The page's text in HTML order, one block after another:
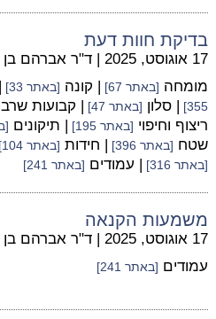
בדיקת חוות דעת
17 אוגוסט, 2025 | ד"ר אברהם בן
מומחה [באתר 67] | קונה [באתר 33]
355]
| סלון [באתר 47] | קבועות
ריצוף וחיפוי [באתר 195] | תיקונים
שטח [באתר 396] | חידות [באתר 104]
[באתר 316] | עמודים [באתר 241]
משמעות הקנאה
17 אוגוסט, 2025 | ד"ר אברהם בן
עמודים [באתר 241]